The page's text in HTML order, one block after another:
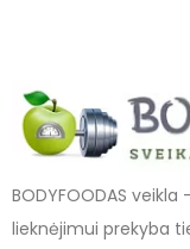
BODYFOODAS
lieknėjimui prekyba